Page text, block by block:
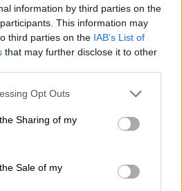
information by third parties on the
This information may
third parties on the IAB’s List of
that may further disclose it to other
app uses one or more Google
usage behaviour. You may click to
and its third-party tags to
purposes in below Google
Opt Outs
Sharing of my
Sale of my
ειδήσεις τώρα